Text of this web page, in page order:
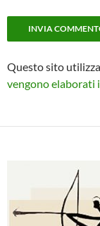
Questo sito
vengono elaborati